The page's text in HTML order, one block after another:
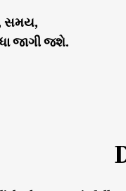
સમય,
જાગી જશે.